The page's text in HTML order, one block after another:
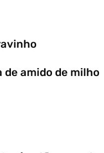
de amido de milho